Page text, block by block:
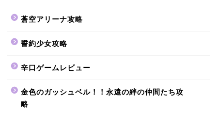
蒼空アリーナ攻略
誓約少女攻略
辛口ゲームレビュー
金色のガッシュベル！！永遠の絆の仲間たち攻
略